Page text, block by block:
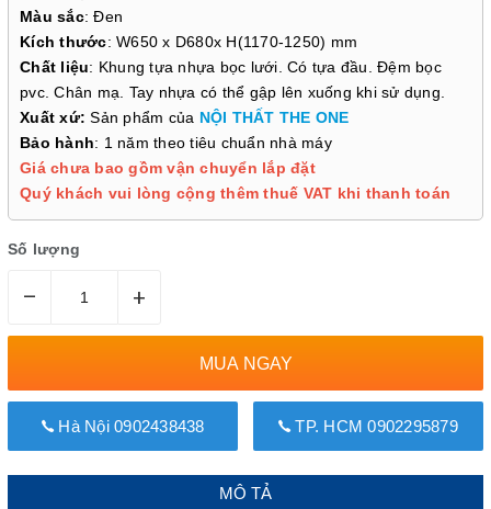
Màu sắc: Đen
Kích thước: W650 x D680x H(1170-1250) mm
Chất liệu: Khung tựa nhựa bọc lưới. Có tựa đầu. Đệm bọc
pvc. Chân mạ. Tay nhựa có thể gập lên xuống khi sử dụng.
Xuất xứ:Sản phẩm của NỘI THẤT THE ONE
Bảo hành: 1 năm theo tiêu chuẩn nhà máy
Giá chưa bao gồm vận chuyển lắp đặt
Quý khách vui lòng cộng thêm thuế VAT khi thanh toán
Số lượng
– +
MUA NGAY
Hà Nội 0902438438 TP. HCM 0902295879
MÔ TẢ